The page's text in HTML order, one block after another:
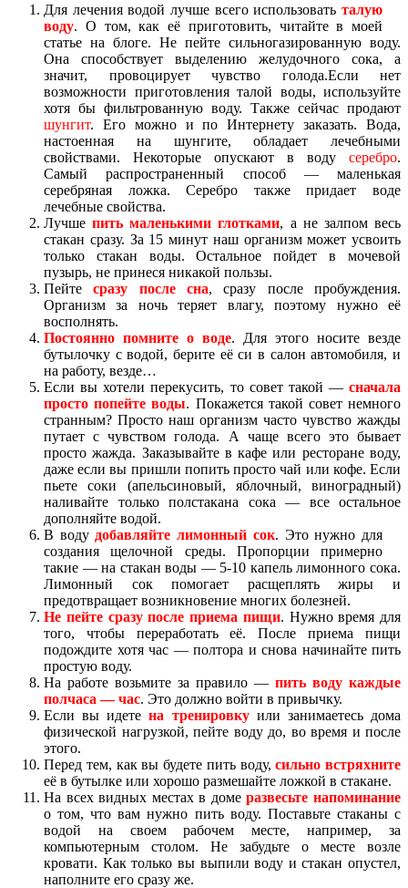
Для лечения водой лучше всего использовать талую
воду. О том, как её приготовить, читайте в моей
статье на блоге. Не пейте сильногазированную воду.
Она способствует выделению желудочного сока, а
значит, провоцирует чувство голода.Если нет
возможности приготовления талой воды, используйте
хотя бы фильтрованную воду. Также сейчас продают
шунгит. Его можно и по Интернету заказать. Вода,
настоенная на шунгите, обладает лечебными
свойствами. Некоторые опускают в воду серебро.
Самый распространенный способ — маленькая
серебряная ложка. Серебро также придает воде
лечебные свойства.
Лучшепить маленькими глотками, а не залпом весь
стакан сразу. За 15 минут наш организм может усвоить
только стакан воды. Остальное пойдет в мочевой
пузырь, не принеся никакой пользы.
Пейтесразу после сна, сразу после пробуждения.
Организм за ночь теряет влагу, поэтому нужно её
восполнять.
Постоянно помните о воде. Для этого носите везде
бутылочку с водой, берите её си в салон автомобиля, и
на работу, везде…
Если вы хотели перекусить, то совет такой — сначала
просто попейте воды. Покажется такой совет немного
странным? Просто наш организм часто чувство жажды
путает с чувством голода. А чаще всего это бывает
просто жажда. Заказывайте в кафе или ресторане воду,
даже если вы пришли попить просто чай или кофе. Если
пьете соки (апельсиновый, яблочный, виноградный)
наливайте только полстакана сока — все остальное
дополняйте водой.
В воду добавляйте лимонный сок. Это нужно для
создания щелочной среды. Пропорции примерно
такие — на стакан воды — 5-10 капель лимонного сока.
Лимонный сок помогает расщеплять жиры и
предотвращает возникновение многих болезней.
Не пейте сразу после приема пищи. Нужно время для
того, чтобы переработать её. После приема пищи
подождите хотя час — полтора и снова начинайте пить
простую воду.
На работе возьмите за правило — пить воду каждые
полчаса — час. Это должно войти в привычку.
Если вы идетена тренировку или занимаетесь дома
физической нагрузкой, пейте воду до, во время и после
этого.
Перед тем, как вы будете пить воду,сильно встряхните
её в бутылке или хорошо размешайте ложкой в стакане.
На всех видных местах в домеразвесьте напоминание
о том, что вам нужно пить воду. Поставьте стаканы с
водой на своем рабочем месте, например, за
компьютерным столом. Не забудьте о месте возле
кровати. Как только вы выпили воду и стакан опустел,
наполните его сразу же.